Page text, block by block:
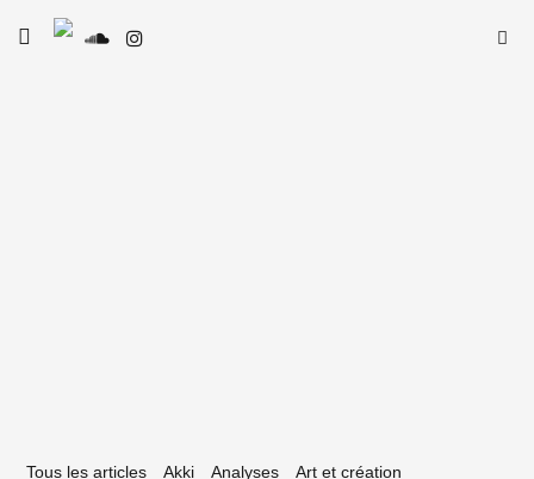
Skip
toggle
Tous les articles Akki Analyses
Art et création